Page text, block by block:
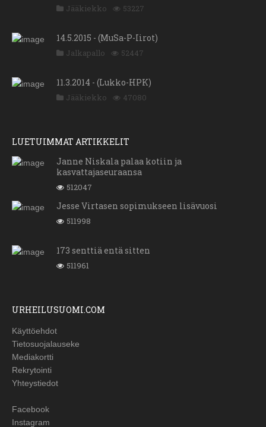
Jääkiekko 53227
14.5.2015 - (MuSa-P-Iirot)
Jalkapallo 52447
11.3.2014 - (Lukko-HPK)
Jääkiekko 47080
LUETUIMMAT ARTIKKELIT
Janne Niskala palaa kotiin ja
kasvattajaseuraansa
512047
Jesse Virtasen sopimukseen lisävuosi
511998
173 senttiä entä sitten
511961
URHEILUSUOMI.COM
Käyttöehdot
Tietosuojalauseke
Mediakortti
Rekrytointi
Yhteystiedot
Facebook
Instagram